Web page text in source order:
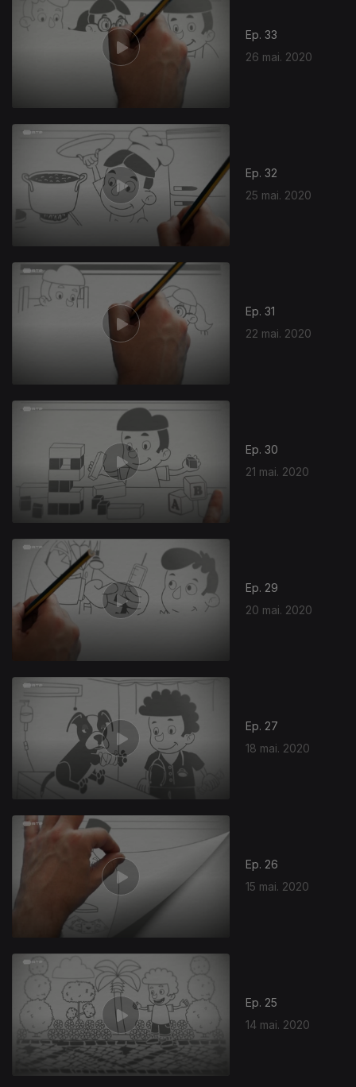
Ep. 33
26 mai. 2020
Ep. 32
25 mai. 2020
Ep. 31
22 mai. 2020
473933
Ep. 30
21 mai. 2020
Ep. 29
20 mai. 2020
Ep. 27
18 mai. 2020
Ep. 26
15 mai. 2020
Ep. 25
14 mai. 2020